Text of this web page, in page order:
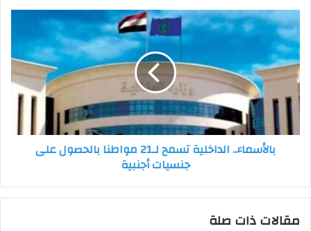
والمكاشفة
مع
المواطنين
بشفافية
بالأسماء..
الداخلية
تسمح
لـ21
مواطنا
على
جنسيات
أجنبية
بالأسماء.. الداخلية تسمح لـ21 مواطنا بالحصول على
جنسيات أجنبية
مقالات ذات صلة